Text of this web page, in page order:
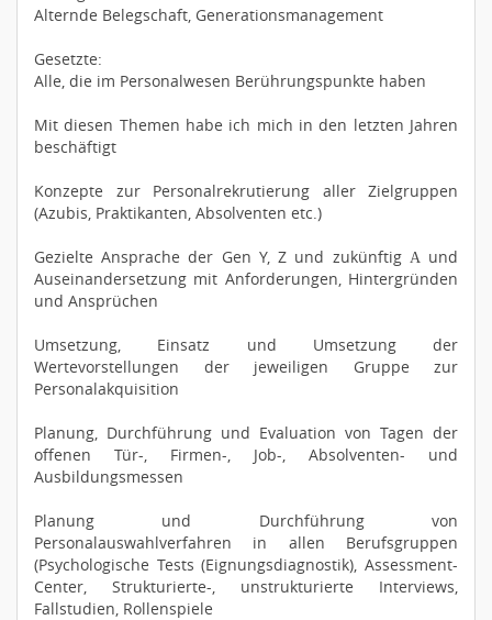
Alternde Belegschaft, Generationsmanagement
Gesetzte:
Alle, die im Personalwesen Berührungspunkte haben
Mit diesen Themen habe ich mich in den letzten Jahren
beschäftigt
Konzepte zur Personalrekrutierung aller Zielgruppen
(Azubis, Praktikanten, Absolventen etc.)
Gezielte Ansprache der Gen Y, Z und zukünftig Α und
Auseinandersetzung mit Anforderungen, Hintergründen
und Ansprüchen
Umsetzung, Einsatz und Umsetzung der
Wertevorstellungen der jeweiligen Gruppe zur
Personalakquisition
Planung, Durchführung und Evaluation von Tagen der
offenen Tür-, Firmen-, Job-, Absolventen- und
Ausbildungsmessen
Planung und Durchführung von
Personalauswahlverfahren in allen Berufsgruppen
(Psychologische Tests (Eignungsdiagnostik), Assessment-
Center, Strukturierte-, unstrukturierte Interviews,
Fallstudien, Rollenspiele